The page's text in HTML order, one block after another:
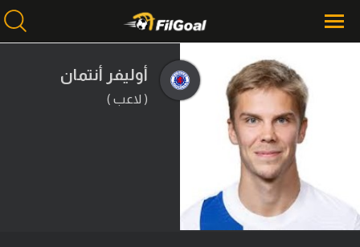
محتوى إخباري
الرئيسية
مباريات
أوليفر أنتمان
( لاعب )